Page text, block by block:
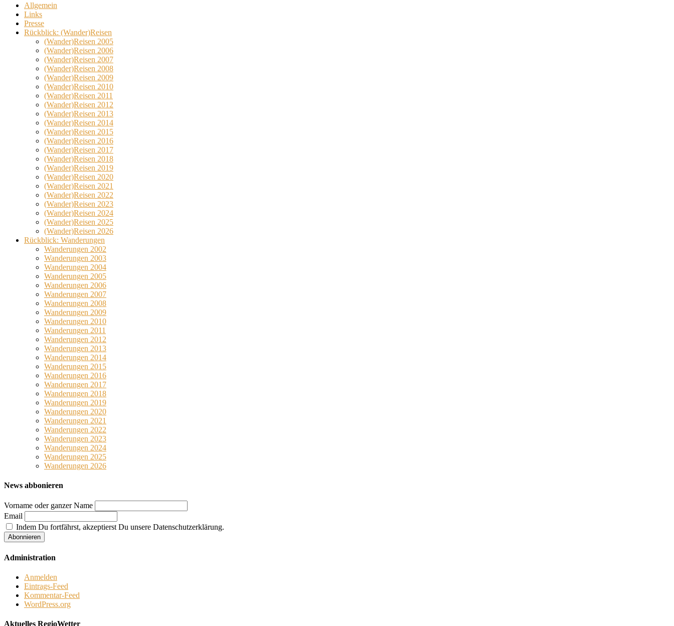
Allgemein
Links
Presse
Rückblick: (Wander)Reisen
(Wander)Reisen 2005
(Wander)Reisen 2006
(Wander)Reisen 2007
(Wander)Reisen 2008
(Wander)Reisen 2009
(Wander)Reisen 2010
(Wander)Reisen 2011
(Wander)Reisen 2012
(Wander)Reisen 2013
(Wander)Reisen 2014
(Wander)Reisen 2015
(Wander)Reisen 2016
(Wander)Reisen 2017
(Wander)Reisen 2018
(Wander)Reisen 2019
(Wander)Reisen 2020
(Wander)Reisen 2021
(Wander)Reisen 2022
(Wander)Reisen 2023
(Wander)Reisen 2024
(Wander)Reisen 2025
(Wander)Reisen 2026
Rückblick: Wanderungen
Wanderungen 2002
Wanderungen 2003
Wanderungen 2004
Wanderungen 2005
Wanderungen 2006
Wanderungen 2007
Wanderungen 2008
Wanderungen 2009
Wanderungen 2010
Wanderungen 2011
Wanderungen 2012
Wanderungen 2013
Wanderungen 2014
Wanderungen 2015
Wanderungen 2016
Wanderungen 2017
Wanderungen 2018
Wanderungen 2019
Wanderungen 2020
Wanderungen 2021
Wanderungen 2022
Wanderungen 2023
Wanderungen 2024
Wanderungen 2025
Wanderungen 2026
News abbonieren
Vorname oder ganzer Name
Email
Indem Du fortfährst, akzeptierst Du unsere Datenschutzerklärung.
Administration
Anmelden
Eintrags-Feed
Kommentar-Feed
WordPress.org
Aktuelles RegioWetter